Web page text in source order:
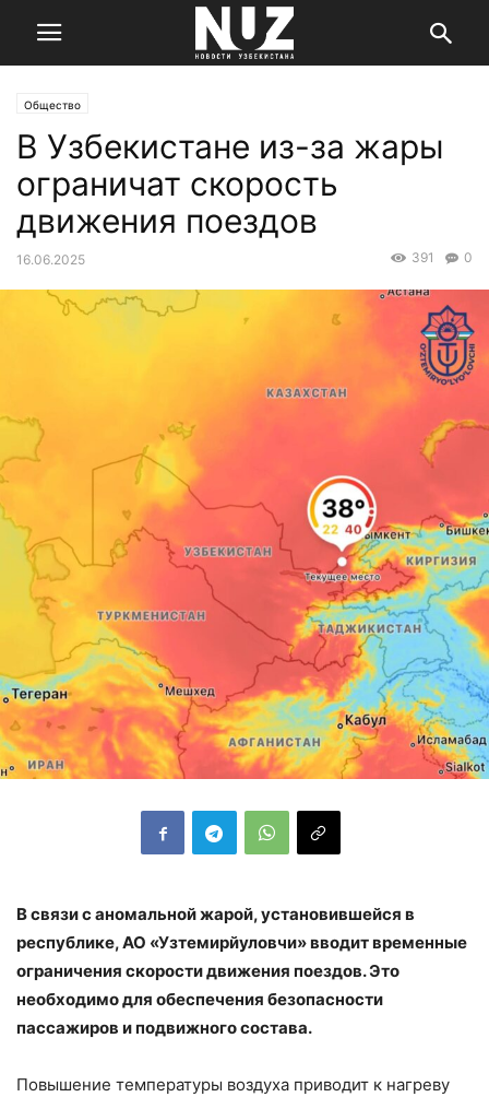
Общество
В Узбекистане из-за жары
ограничат скорость
движения поездов
16.06.2025 0
391
В связи с аномальной жарой, установившейся в
республике, АО «Узтемирйуловчи» вводит временные
ограничения скорости движения поездов. Это
необходимо для обеспечения безопасности
пассажиров и подвижного состава.
Повышение температуры воздуха приводит к нагреву